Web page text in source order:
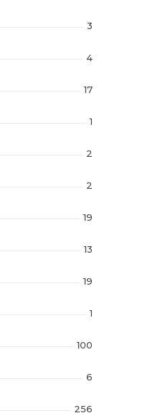
3
4
17
1
2
2
19
13
19
1
100
6
256